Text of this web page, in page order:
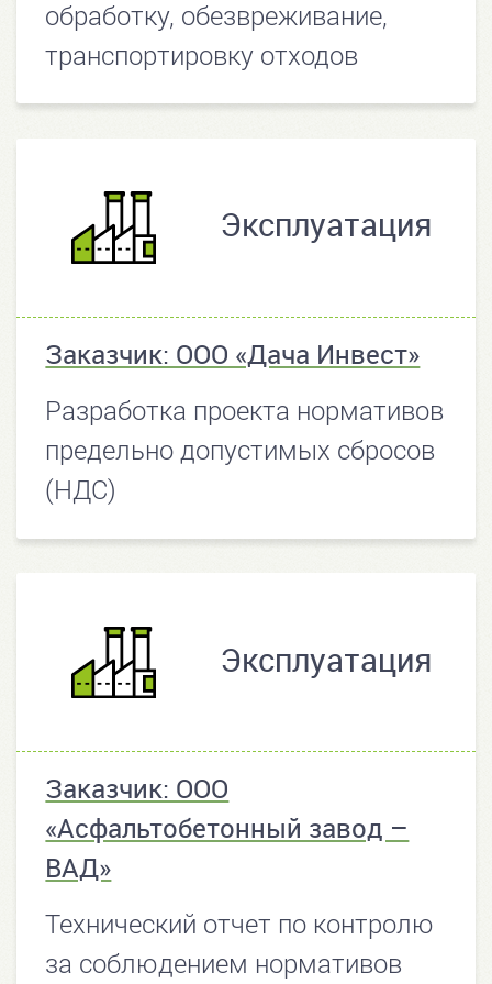
обработку, обезвреживание,
транспортировку отходов
Эксплуатация
Заказчик: ООО «Дача Инвест»
Разработка проекта нормативов
предельно допустимых сбросов
(НДС)
Эксплуатация
Заказчик: ООО
«Асфальтобетонный завод –
ВАД»
Технический отчет по контролю
за соблюдением нормативов